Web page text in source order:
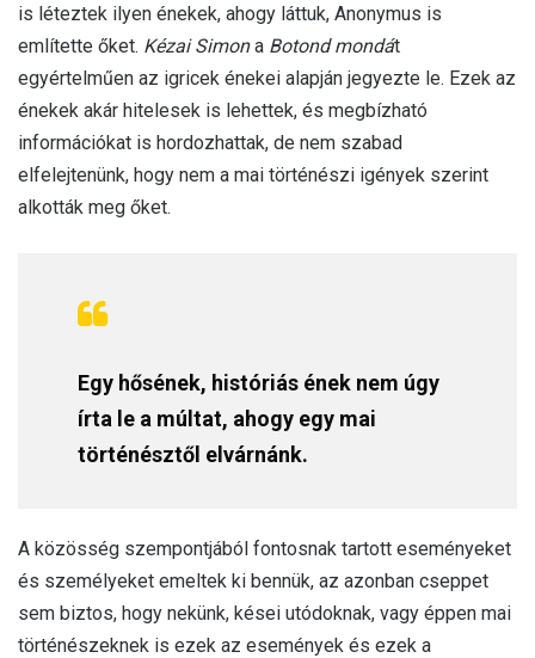
is léteztek ilyen énekek, ahogy láttuk, Anonymus is
említette őket. Kézai Simona Botond mondát
egyértelműen az igricek énekei alapján jegyezte le. Ezek az
énekek akár hitelesek is lehettek, és megbízható
információkat is hordozhattak, de nem szabad
elfelejtenünk, hogy nem a mai történészi igények szerint
alkották meg őket.
Egy hősének, históriás ének nem úgy
írta le a múltat, ahogy egy mai
történésztől elvárnánk.
A közösség szempontjából fontosnak tartott eseményeket
és személyeket emeltek ki bennük, az azonban cseppet
sem biztos, hogy nekünk, kései utódoknak, vagy éppen mai
történészeknek is ezek az események és ezek a